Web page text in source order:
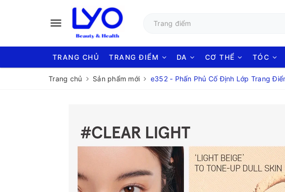
TRANG CHỦ TRANG ĐIỂM DA CƠ THỂ TÓC
Trang chủ Sản phẩm mới e352 - Phấn Phủ Cố Định Lớp Trang